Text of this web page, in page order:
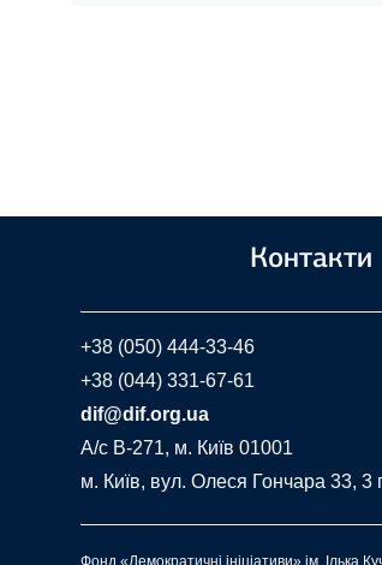
Контакти
+38 (050) 444-33-46
+38 (044) 331-67-61
dif@dif.org.ua
A/c В-271, м. Київ 01001
м. Київ, вул. Олеся Гончара 33, 3
Фонд «Демократичні ініціативи» ім. Ілька